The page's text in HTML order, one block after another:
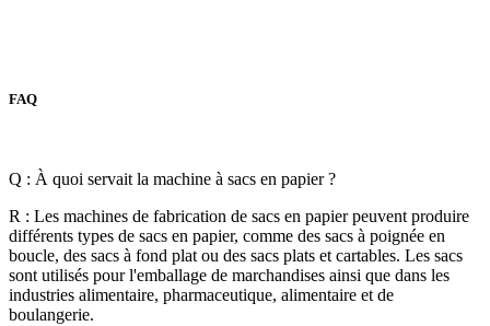
FAQ
Q : À quoi servait la machine à sacs en papier ?
R : Les machines de fabrication de sacs en papier peuvent produire
différents types de sacs en papier, comme des sacs à poignée en
boucle, des sacs à fond plat ou des sacs plats et cartables. Les sacs
sont utilisés pour l'emballage de marchandises ainsi que dans les
industries alimentaire, pharmaceutique, alimentaire et de
boulangerie.